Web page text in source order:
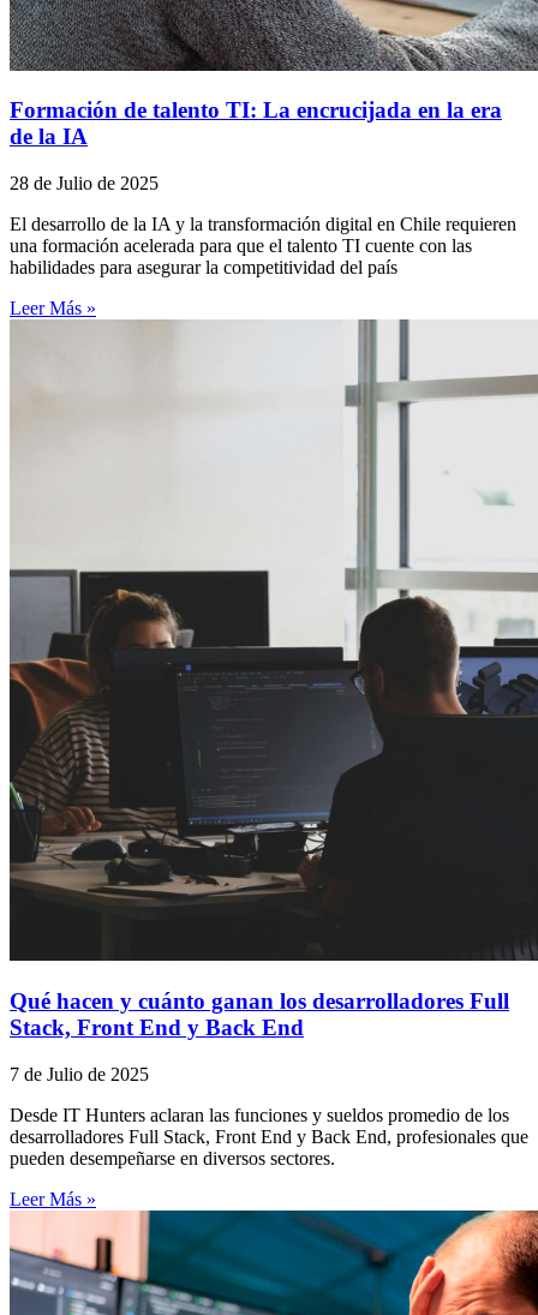
Formación de talento TI: La encrucijada en la era
de la IA
28 de Julio de 2025
El desarrollo de la IA y la transformación digital en Chile requieren
una formación acelerada para que el talento TI cuente con las
habilidades para asegurar la competitividad del país
Leer Más »
Qué hacen y cuánto ganan los desarrolladores Full
Stack, Front End y Back End
7 de Julio de 2025
Desde IT Hunters aclaran las funciones y sueldos promedio de los
desarrolladores Full Stack, Front End y Back End, profesionales que
pueden desempeñarse en diversos sectores.
Leer Más »